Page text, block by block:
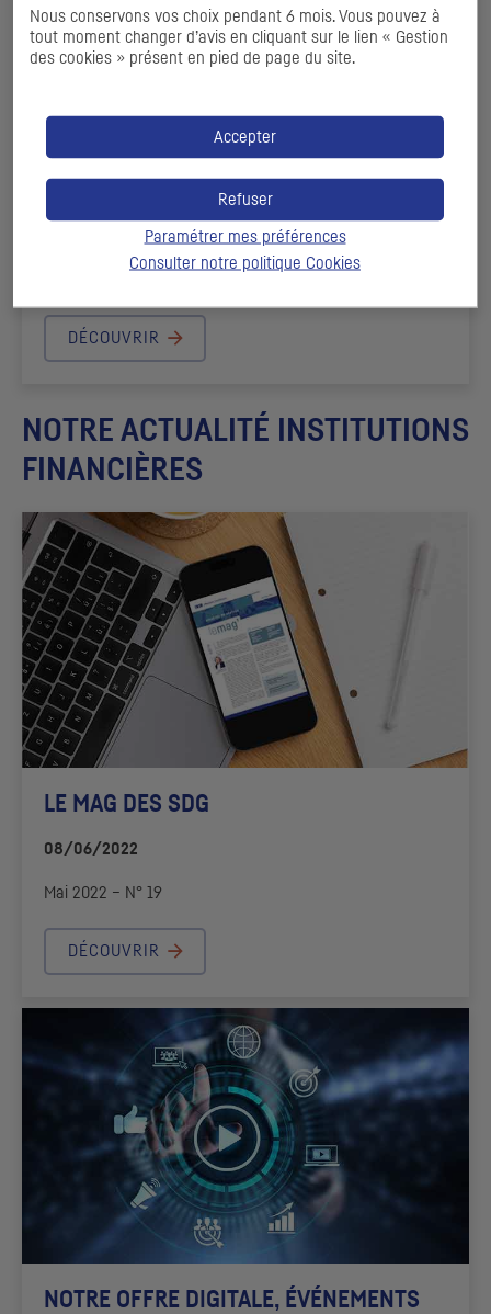
PROGRAMME D’ÉMISSIONS JARNA
DÉCOUVRIR
NOTRE ACTUALITÉ INSTITUTIONS
FINANCIÈRES
LE MAG DES SDG
08/06/2022
Mai 2022 – N° 19
DÉCOUVRIR
NOTRE OFFRE DIGITALE, ÉVÉNEMENTS
Nous conservons vos choix pendant 6 mois. Vous pouvez à
tout moment changer d’avis en cliquant sur le lien « Gestion
des cookies » présent en pied de page du site.
Accepter
Refuser
Paramétrer mes préférences
Consulter notre politique Cookies